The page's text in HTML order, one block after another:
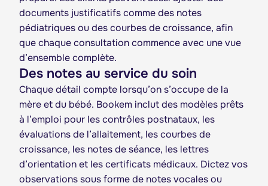
documents justificatifs comme des notes
pédiatriques ou des courbes de croissance, afin
que chaque consultation commence avec une vue
d’ensemble complète.
Des notes au service du soin
Chaque détail compte lorsqu’on s’occupe de la
mère et du bébé. Bookem inclut des modèles prêts
à l’emploi pour les contrôles postnataux, les
évaluations de l’allaitement, les courbes de
croissance, les notes de séance, les lettres
d’orientation et les certificats médicaux. Dictez vos
observations sous forme de notes vocales ou